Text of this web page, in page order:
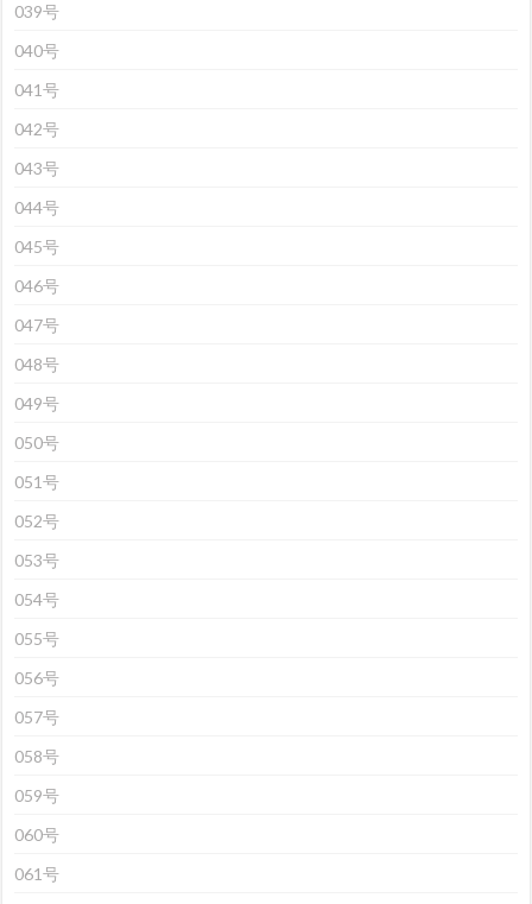
039号
040号
041号
042号
043号
044号
045号
046号
047号
048号
049号
050号
051号
052号
053号
054号
055号
056号
057号
058号
059号
060号
061号